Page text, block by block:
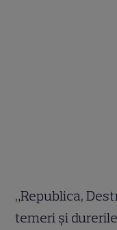
„Republica,
temeri și